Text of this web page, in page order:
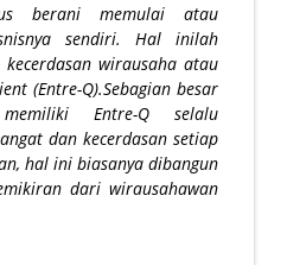
berani memulai atau
sendiri. Hal inilah
wirausaha atau
(Entre-Q).Sebagian besar
Entre-Q selalu
dan kecerdasan setiap
hal ini biasanya dibangun
dari wirausahawan